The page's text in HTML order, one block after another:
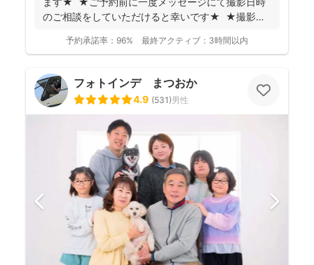
のご相談をしていただけると幸いです★ ★撮影に
予約承諾率： 96% 最終アクティブ： 3時間以内
フォトインデ まつおか
4.9 (531)男性